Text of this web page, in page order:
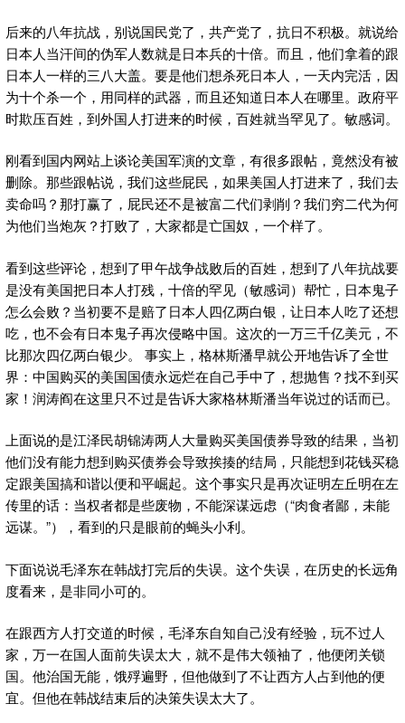
后来的八年抗战，别说国民党了，共产党了，抗日不积极。就说给
日本人当汗间的伪军人数就是日本兵的十倍。而且，他们拿着的跟
日本人一样的三八大盖。要是他们想杀死日本人，一天内完活，因
为十个杀一个，用同样的武器，而且还知道日本人在哪里。政府平
时欺压百姓，到外国人打进来的时候，百姓就当罕见了。敏感词。
刚看到国内网站上谈论美国军演的文章，有很多跟帖，竟然没有被
删除。那些跟帖说，我们这些屁民，如果美国人打进来了，我们去
卖命吗？那打赢了，屁民还不是被富二代们剥削？我们穷二代为何
为他们当炮灰？打败了，大家都是亡国奴，一个样了。
看到这些评论，想到了甲午战争战败后的百姓，想到了八年抗战要
是没有美国把日本人打残，十倍的罕见（敏感词）帮忙，日本鬼子
怎么会败？当初要不是赔了日本人四亿两白银，让日本人吃了还想
吃，也不会有日本鬼子再次侵略中国。这次的一万三千亿美元，不
比那次四亿两白银少。 事实上，格林斯潘早就公开地告诉了全世
界：中国购买的美国国债永远烂在自己手中了，想抛售？找不到买
家！润涛阎在这里只不过是告诉大家格林斯潘当年说过的话而已。
上面说的是江泽民胡锦涛两人大量购买美国债券导致的结果，当初
他们没有能力想到购买债券会导致挨揍的结局，只能想到花钱买稳
定跟美国搞和谐以便和平崛起。这个事实只是再次证明左丘明在左
传里的话：当权者都是些废物，不能深谋远虑（“肉食者鄙，未能
远谋。”），看到的只是眼前的蝇头小利。
下面说说毛泽东在韩战打完后的失误。这个失误，在历史的长远角
度看来，是非同小可的。
在跟西方人打交道的时候，毛泽东自知自己没有经验，玩不过人
家，万一在国人面前失误太大，就不是伟大领袖了，他便闭关锁
国。他治国无能，饿殍遍野，但他做到了不让西方人占到他的便
宜。但他在韩战结束后的决策失误太大了。